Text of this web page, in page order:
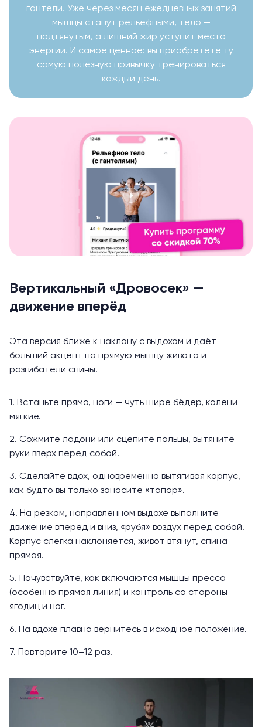
гантели. Уже через месяц ежедневных занятий
мышцы станут рельефными, тело —
подтянутым, а лишний жир уступит место
энергии. И самое ценное: вы приобретёте ту
самую полезную привычку тренироваться
каждый день.
Вертикальный «Дровосек» —
движение вперёд
Эта версия ближе к наклону с выдохом и даёт
больший акцент на прямую мышцу живота и
разгибатели спины.
1. Встаньте прямо, ноги — чуть шире бёдер, колени
мягкие.
2. Сожмите ладони или сцепите пальцы, вытяните
руки вверх перед собой.
3. Сделайте вдох, одновременно вытягивая корпус,
как будто вы только заносите «топор».
4. На резком, направленном выдохе выполните
движение вперёд и вниз, «рубя» воздух перед собой.
Корпус слегка наклоняется, живот втянут, спина
прямая.
5. Почувствуйте, как включаются мышцы пресса
(особенно прямая линия) и контроль со стороны
ягодиц и ног.
6. На вдохе плавно вернитесь в исходное положение.
7. Повторите 10–12 раз.